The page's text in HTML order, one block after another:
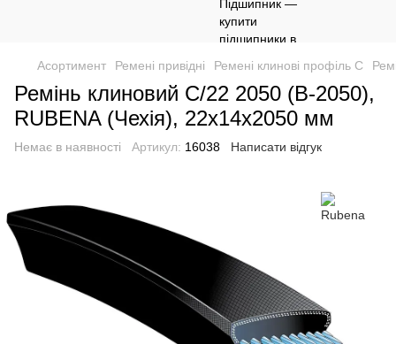
Асортимент Ремені привідні Ремені клинові профіль C
Ремінь клиновий C/22 2050 (В-2050),
RUBENA (Чехія), 22х14х2050 мм
Немає в наявності Артикул: 16038 Написати відгук